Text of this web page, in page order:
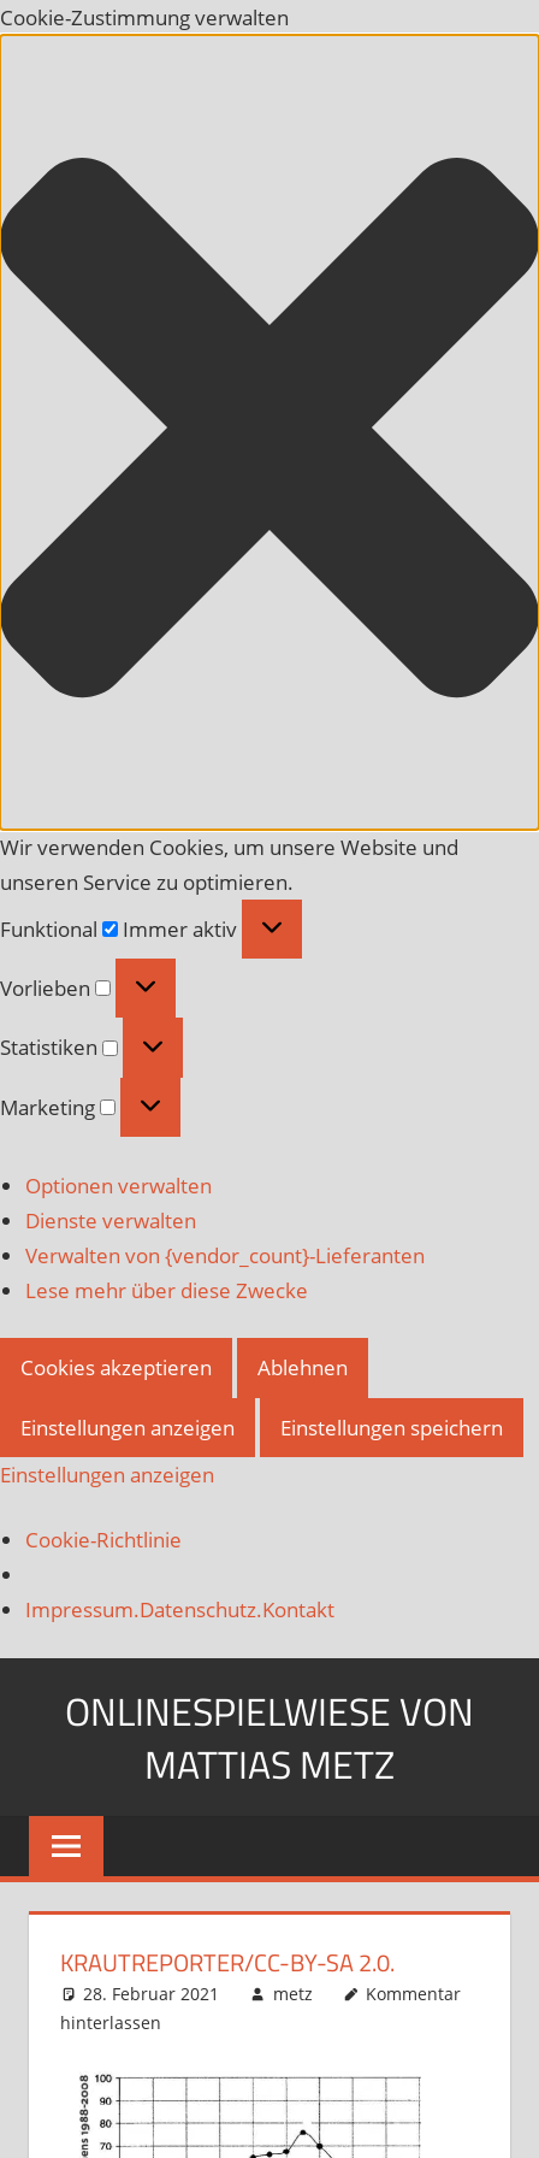
Cookie-Zustimmung verwalten
Wir verwenden Cookies, um unsere Website und
unseren Service zu optimieren.
Funktional
Funktional
Immer aktiv
Vorlieben Vorlieben
Statistiken Statistiken
Marketing Marketing
Optionen verwalten
Dienste verwalten
Verwalten von {vendor_count}-Lieferanten
Lese mehr über diese Zwecke
Cookies akzeptieren Ablehnen
Einstellungen anzeigen
Einstellungen speichern
Einstellungen anzeigen
Cookie-Richtlinie
Impressum.Datenschutz.Kontakt
ONLINESPIELWIESE VON
MATTIAS METZ
Pfadfinder.
SciFi-
Gärtner?
KRAUTREPORTER/CC-BY-SA 2.0.
28. Februar 2021 metz
Kommentar
hinterlassen